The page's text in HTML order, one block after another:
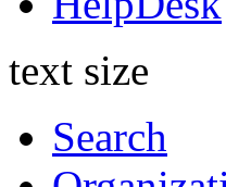
text size
Search